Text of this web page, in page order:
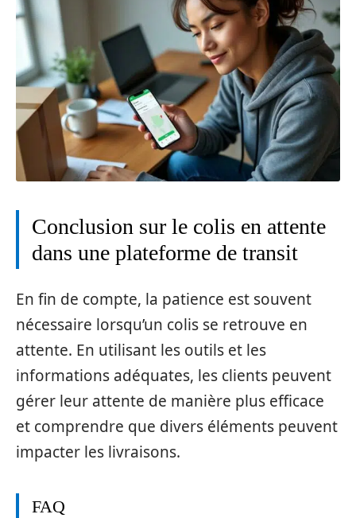
Conclusion sur le colis en attente
dans une plateforme de transit
En fin de compte, la patience est souvent
nécessaire lorsqu’un colis se retrouve en
attente. En utilisant les outils et les
informations adéquates, les clients peuvent
gérer leur attente de manière plus efficace
et comprendre que divers éléments peuvent
impacter les livraisons.
FAQ